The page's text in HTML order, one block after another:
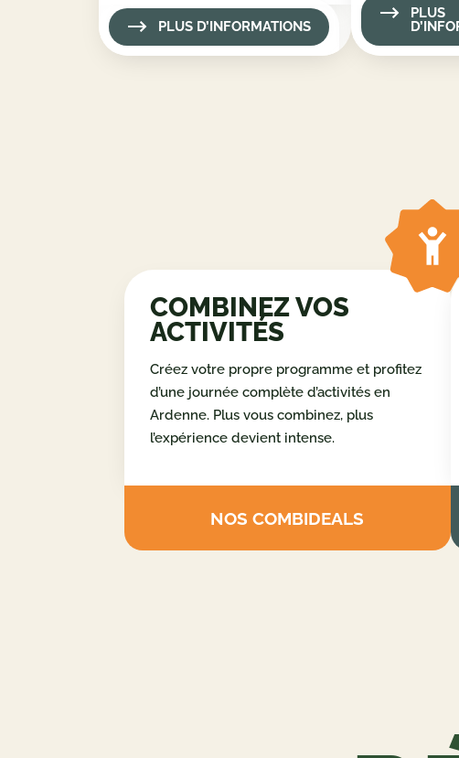
TEAMBUILDING
COMBINEZ VOS
ACTIVITÉS
Créez votre propre programme et profitez
Ardenne. Plus vous combinez, plus
l’expérience devient intense.